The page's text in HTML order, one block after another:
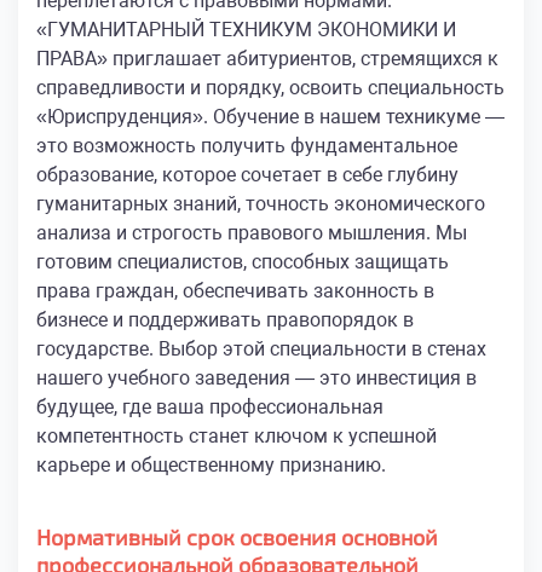
«ГУМАНИТАРНЫЙ ТЕХНИКУМ ЭКОНОМИКИ И
ПРАВА» приглашает абитуриентов, стремящихся к
справедливости и порядку, освоить специальность
«Юриспруденция». Обучение в нашем техникуме —
это возможность получить фундаментальное
образование, которое сочетает в себе глубину
гуманитарных знаний, точность экономического
анализа и строгость правового мышления. Мы
готовим специалистов, способных защищать
права граждан, обеспечивать законность в
бизнесе и поддерживать правопорядок в
государстве. Выбор этой специальности в стенах
нашего учебного заведения — это инвестиция в
будущее, где ваша профессиональная
компетентность станет ключом к успешной
карьере и общественному признанию.
Нормативный срок освоения основной
профессиональной образовательной